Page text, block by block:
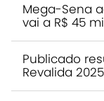
Mega-Sena
vai a R$ 45
Publicado
Revalida 2025